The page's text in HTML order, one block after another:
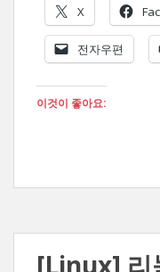
X
전자우편
이것이 좋아요:
[Linux] 리